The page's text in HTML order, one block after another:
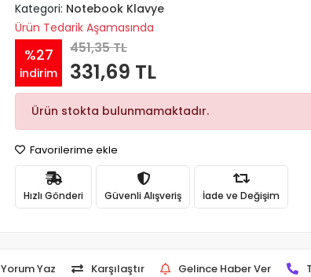
Kategori: Notebook Klavye
Ürün Tedarik Aşamasında
%27
indirim
451,35 TL
331,69 TL
Ürün stokta bulunmamaktadır.
Favorilerime ekle
Hızlı Gönderi Güvenli Alışveriş İade ve Değişim
Yorum Yaz Karşılaştır Gelince Haber Ver